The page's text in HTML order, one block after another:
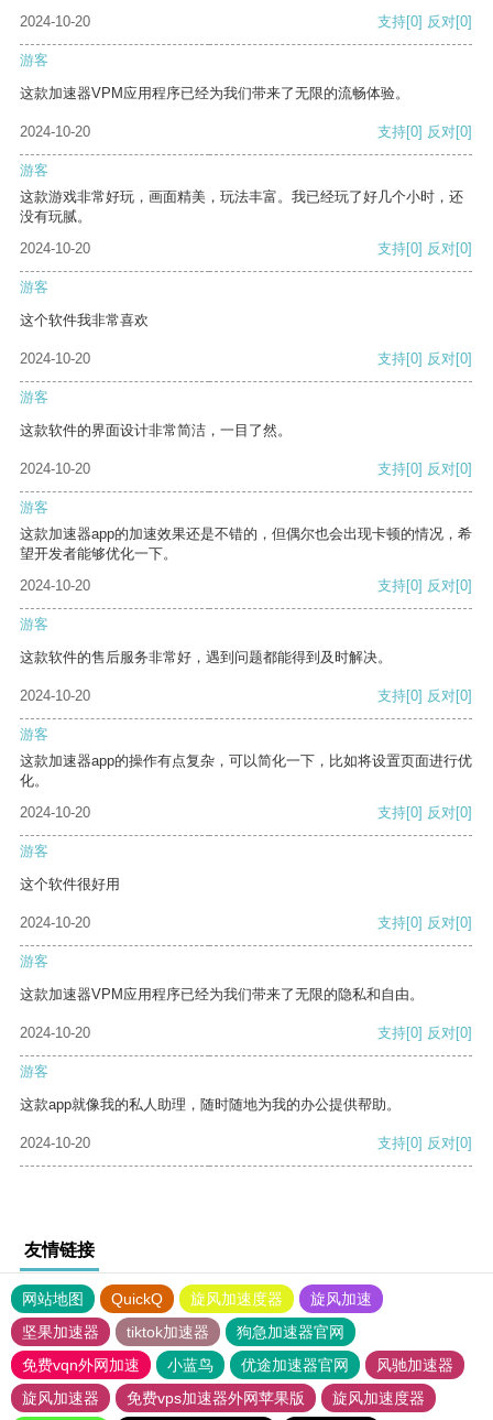
2024-10-20 支持[0] 反对[0]
游客
这款加速器VPM应用程序已经为我们带来了无限的流畅体验。
2024-10-20 支持[0] 反对[0]
游客
这款游戏非常好玩，画面精美，玩法丰富。我已经玩了好几个小时，还
没有玩腻。
2024-10-20
支持[0] 反对[0]
游客
这个软件我非常喜欢
2024-10-20 支持[0] 反对[0]
游客
这款软件的界面设计非常简洁，一目了然。
2024-10-20 支持[0] 反对[0]
游客
这款加速器app的加速效果还是不错的，但偶尔也会出现卡顿的情况，希
望开发者能够优化一下。
2024-10-20
支持[0] 反对[0]
游客
这款软件的售后服务非常好，遇到问题都能得到及时解决。
2024-10-20 支持[0] 反对[0]
游客
这款加速器app的操作有点复杂，可以简化一下，比如将设置页面进行优
化。
2024-10-20
支持[0] 反对[0]
游客
这个软件很好用
2024-10-20 支持[0] 反对[0]
游客
这款加速器VPM应用程序已经为我们带来了无限的隐私和自由。
2024-10-20 支持[0] 反对[0]
游客
这款app就像我的私人助理，随时随地为我的办公提供帮助。
2024-10-20 支持[0] 反对[0]
友情链接
网站地图 QuickQ 旋风加速度器
旋风加速
坚果加速器
tiktok加速器
狗急加速器官网
免费vqn外网加速
小蓝鸟 优途加速器官网
风驰加速器
旋风加速器
免费vps加速器外网苹果版 旋风加速度器